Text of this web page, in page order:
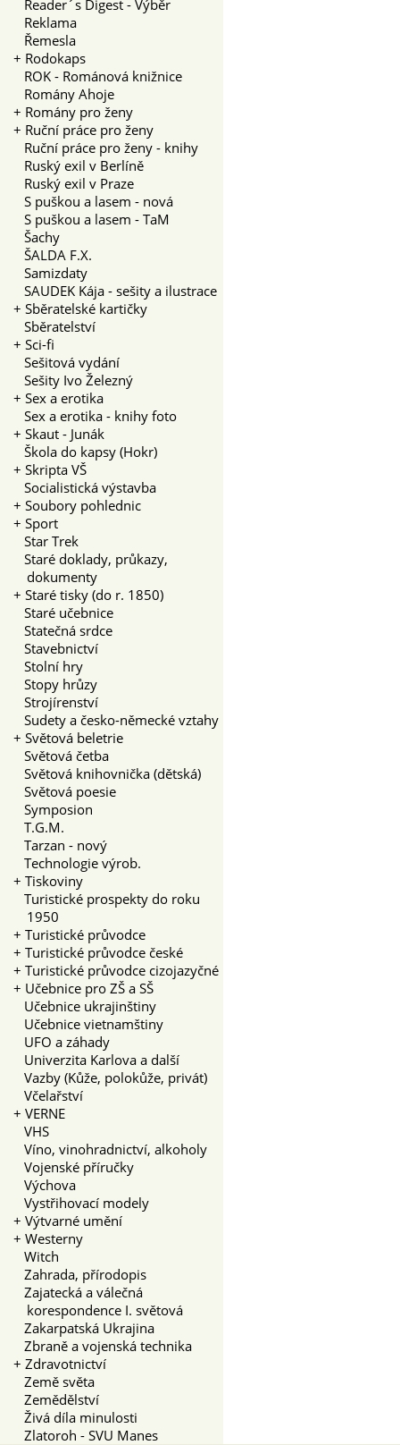
Reader´s Digest - Výběr
Reklama
Řemesla
+ Rodokaps
ROK - Románová knižnice
Romány Ahoje
+ Romány pro ženy
+ Ruční práce pro ženy
Ruční práce pro ženy - knihy
Ruský exil v Berlíně
Ruský exil v Praze
S puškou a lasem - nová
S puškou a lasem - TaM
Šachy
ŠALDA F.X.
Samizdaty
SAUDEK Kája - sešity a ilustrace
+ Sběratelské kartičky
Sběratelství
+ Sci-fi
Sešitová vydání
Sešity Ivo Železný
+ Sex a erotika
Sex a erotika - knihy foto
+ Skaut - Junák
Škola do kapsy (Hokr)
+ Skripta VŠ
Socialistická výstavba
+ Soubory pohlednic
+ Sport
Star Trek
Staré doklady, průkazy,
dokumenty
+ Staré tisky (do r. 1850)
Staré učebnice
Statečná srdce
Stavebnictví
Stolní hry
Stopy hrůzy
Strojírenství
Sudety a česko-německé vztahy
+ Světová beletrie
Světová četba
Světová knihovnička (dětská)
Světová poesie
Symposion
T.G.M.
Tarzan - nový
Technologie výrob.
+ Tiskoviny
Turistické prospekty do roku
1950
+ Turistické průvodce
+ Turistické průvodce české
+ Turistické průvodce cizojazyčné
+ Učebnice pro ZŠ a SŠ
Učebnice ukrajinštiny
Učebnice vietnamštiny
UFO a záhady
Univerzita Karlova a další
Vazby (Kůže, polokůže, privát)
Včelařství
+ VERNE
VHS
Víno, vinohradnictví, alkoholy
Vojenské příručky
Výchova
Vystřihovací modely
+ Výtvarné umění
+ Westerny
Witch
Zahrada, přírodopis
Zajatecká a válečná
korespondence I. světová
Zakarpatská Ukrajina
Zbraně a vojenská technika
+ Zdravotnictví
Země světa
Zemědělství
Živá díla minulosti
Zlatoroh - SVU Manes